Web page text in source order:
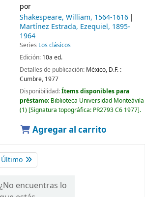
por
Shakespeare, William, 1564-1616
Martínez Estrada, Ezequiel, 1895-
1964
Series Los clásicos
Edición: 10a ed.
Detalles de publicación: México, D.F. :
Cumbre, 1977
Disponibilidad:Ítems disponibles para
préstamo: Biblioteca Universidad Monteávila
(1) Signatura topográfica: PR2793 C6 1977 .
Agregar al carrito
Último
¿No encuentras lo